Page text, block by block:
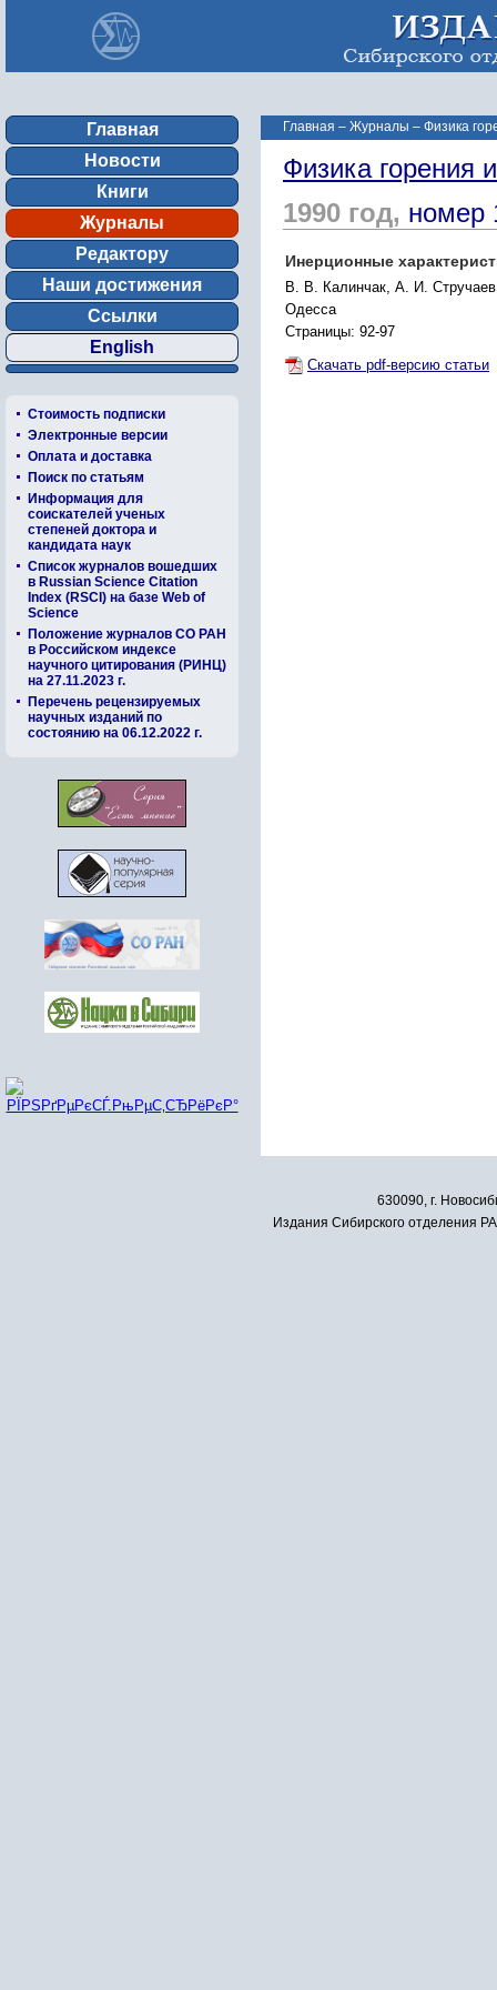
Главная
Новости
Книги
Журналы
Редактору
Наши достижения
Ссылки
English
Стоимость подписки
Электронные версии
Оплата и доставка
Поиск по статьям
Информация для
соискателей ученых
степеней доктора и
кандидата наук
Список журналов вошедших
в Russian Science Citation
Index (RSCI) на базе Web of
Science
Положение журналов СО РАН
в Российском индексе
научного цитирования (РИНЦ)
на 27.11.2023 г.
Перечень рецензируемых
научных изданий по
состоянию на 06.12.2022 г.
Главная – Журналы – Физика
Физика горения
1990 год, номер
Инерционные
В. В. Калинчак, А. И.
Одесса
Страницы: 92-97
Скачать pdf-версию статьи
630090, г.
Издания Сибирского отделения